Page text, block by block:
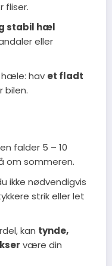
fliser.
stabil hæl
eller
hæle: hav et fladt
bilen.
falder 5 – 10
om sommeren.
ikke nødvendigvis
strik eller let
kan tynde,
være din